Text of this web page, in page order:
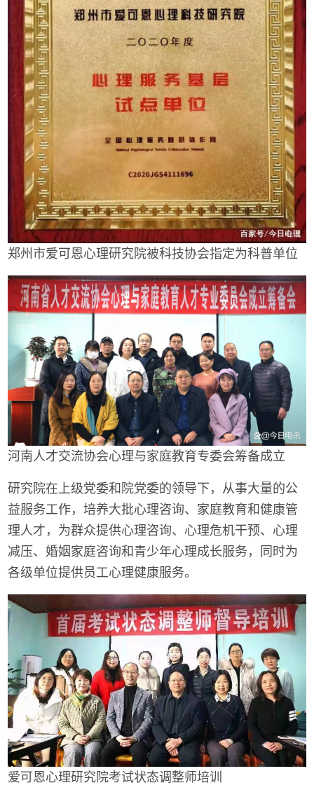
郑州市爱可恩心理研究院被科技协会指定为科普单位
河南人才交流协会心理与家庭教育专委会筹备成立
研究院在上级党委和院党委的领导下，从事大量的公
益服务工作，培养大批心理咨询、家庭教育和健康管
理人才，为群众提供心理咨询、心理危机干预、心理
减压、婚姻家庭咨询和青少年心理成长服务，同时为
各级单位提供员工心理健康服务。
爱可恩心理研究院考试状态调整师培训